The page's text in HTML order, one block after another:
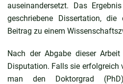
auseinandersetzt. Das
geschriebene Dissertation, die
Beitrag zu einem
Nach der Abgabe dieser
Disputation. Falls sie erfolgreich
man den Doktorgrad